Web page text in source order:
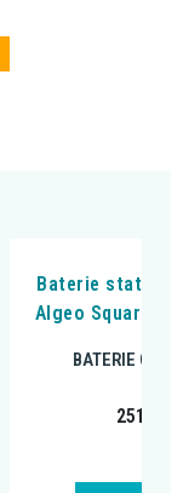
Baterie stativa
Algeo Square,
BATERIE
251,99